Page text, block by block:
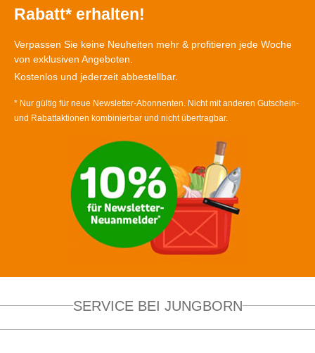
Rabatt* erhalten!
Verpassen Sie keine Neuheiten mehr & profitieren jede Woche
von exklusiven Angeboten.
Kostenlos und jederzeit abbestellbar.
* Nur gültig für neue Newsletter-Abonnenten. Nicht mit anderen Gutschein-
und Rabattaktionen kombinierbar und nicht übertragbar.
SERVICE BEI JUNGBORN